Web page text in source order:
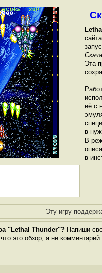
Эта
её с
в
В
в
Эту игру
"Lethal Thunder"? Напиши
это обзор, а не